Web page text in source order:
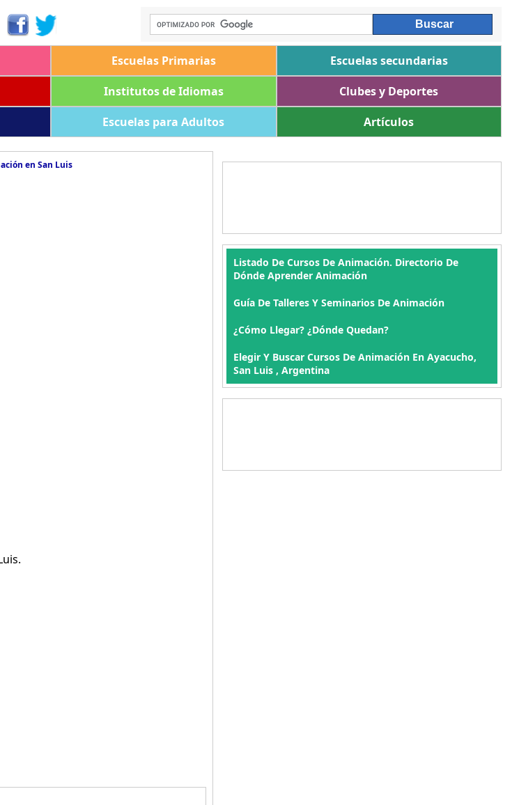
Escuelas Primarias
Escuelas secundarias
Institutos de Idiomas
Clubes y Deportes
Escuelas para Adultos Artículos
en San Luis
Listado De Cursos De Animación. Directorio De
Dónde Aprender Animación
Guía De Talleres Y Seminarios De Animación
¿Cómo Llegar? ¿Dónde Quedan?
Elegir Y Buscar Cursos De Animación En Ayacucho,
San Luis , Argentina